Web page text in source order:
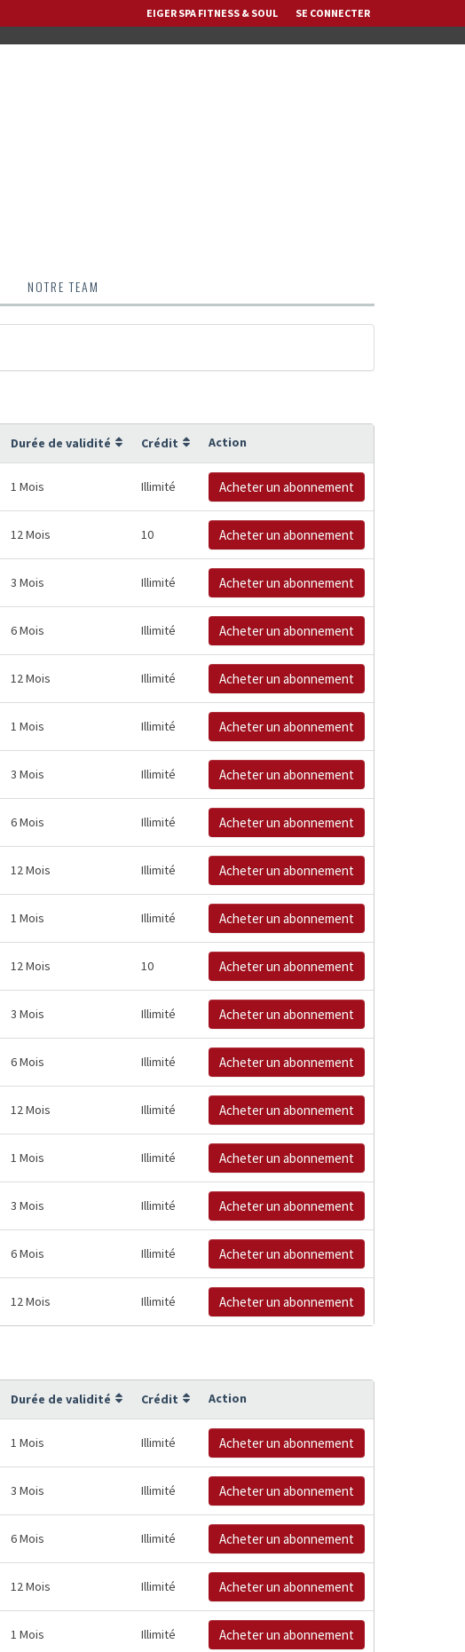
EIGER SPA FITNESS & SOUL SE CONNECTER
NOTRE TEAM
Durée de validité Crédit Action
1 Mois Illimité Acheter un abonnement
12 Mois 10 Acheter un abonnement
3 Mois Illimité Acheter un abonnement
6 Mois Illimité Acheter un abonnement
12 Mois Illimité Acheter un abonnement
1 Mois Illimité Acheter un abonnement
3 Mois Illimité Acheter un abonnement
6 Mois Illimité Acheter un abonnement
12 Mois Illimité Acheter un abonnement
1 Mois Illimité Acheter un abonnement
12 Mois 10 Acheter un abonnement
3 Mois Illimité Acheter un abonnement
6 Mois Illimité Acheter un abonnement
12 Mois Illimité Acheter un abonnement
1 Mois Illimité Acheter un abonnement
3 Mois Illimité Acheter un abonnement
6 Mois Illimité Acheter un abonnement
12 Mois Illimité Acheter un abonnement
Durée de validité Crédit Action
1 Mois Illimité Acheter un abonnement
3 Mois Illimité Acheter un abonnement
6 Mois Illimité Acheter un abonnement
12 Mois Illimité Acheter un abonnement
1 Mois Illimité Acheter un abonnement